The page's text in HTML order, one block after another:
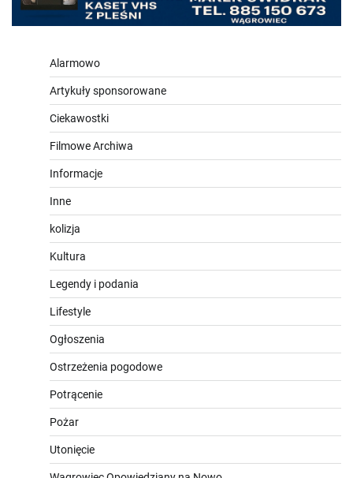
Alarmowo
Artykuły sponsorowane
Ciekawostki
Filmowe Archiwa
Informacje
Inne
kolizja
Kultura
Legendy i podania
Lifestyle
Ogłoszenia
Ostrzeżenia pogodowe
Potrącenie
Pożar
Utonięcie